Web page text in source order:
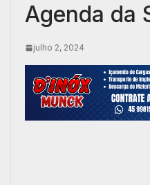
Agenda da
julho 2, 2024